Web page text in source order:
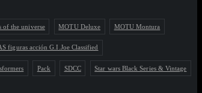
of the universe MOTU Deluxe MOTU Montura
figuras acción G.I.Joe Classified
Pack SDCC Star wars Black Series & Vintage